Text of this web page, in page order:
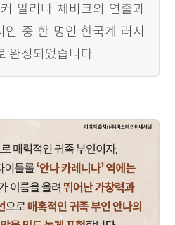
알리나 체비크의 연출과
중 한 명인 한국계 러시
완성되었습니다.